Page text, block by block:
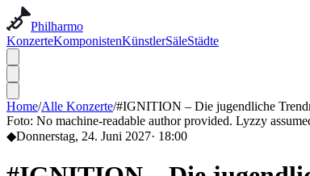
Philharmo
KonzerteKomponistenKünstlerSäleStädte
Home/Alle Konzerte/#IGNITION – Die jugendliche
Foto: No machine-readable author provided. Lyzzy
◆Donnerstag, 24. Juni 2027· 18:00